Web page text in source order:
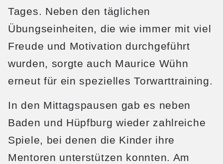
Tages. Neben den täglichen
Übungseinheiten, die wie immer mit viel
Freude und Motivation durchgeführt
wurden, sorgte auch Maurice Wühn
erneut für ein spezielles Torwarttraining.
In den Mittagspausen gab es neben
Baden und Hüpfburg wieder zahlreiche
Spiele, bei denen die Kinder ihre
Mentoren unterstützen konnten. Am